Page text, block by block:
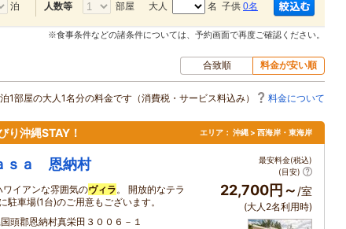
泊 人数等 部屋 大人 名 子供 0名
※食事条件などの諸条件については、予約画面で再度ご確認ください。
合致順 料金が安い順
1部屋の大人1名分の料金です（消費税・サービス料込み） 料金について
り沖縄STAY！ エリア： 沖縄 > 西海岸・東海岸
ｓａ 恩納村
ワイアンな雰囲気のヴィラ。 開放的なテラ
駐車場(1台)のご用意もございます。
頭郡恩納村真栄田３００６－１
最安料金(税込)
(目安)
22,700円～ /室
(大人2名利用時)